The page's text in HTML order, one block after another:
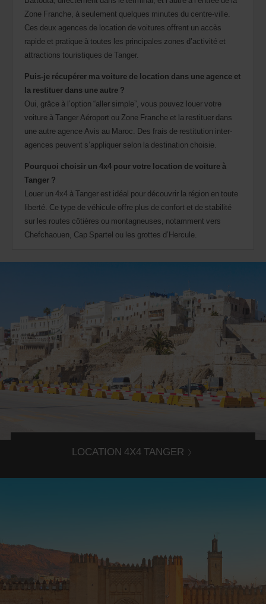
Zone Franche, à seulement quelques minutes du centre-ville.
Ces deux agences de location de voitures offrent un accès
rapide et pratique à toutes les principales zones d’activité et
attractions touristiques de Tanger.
Puis-je récupérer ma voiture de location dans une agence et
la restituer dans une autre ?
Oui, grâce à l’option “aller simple”, vous pouvez louer votre
voiture à Tanger Aéroport ou Zone Franche et la restituer dans
une autre agence Avis au Maroc. Des frais de restitution inter-
agences peuvent s’appliquer selon la destination choisie.
Pourquoi choisir un 4x4 pour votre location de voiture à
Tanger ?
Louer un 4x4 à Tanger est idéal pour découvrir la région en toute
liberté. Ce type de véhicule offre plus de confort et de stabilité
sur les routes côtières ou montagneuses, notamment vers
Chefchaouen, Cap Spartel ou les grottes d’Hercule.
Louer un 4x4 à Tanger
Partez à la découverte de Tanger grâce à la location d'un
4x4 dans l'agence Avis Tanger.
LOCATION 4X4 TANGER
Découvrez Fès